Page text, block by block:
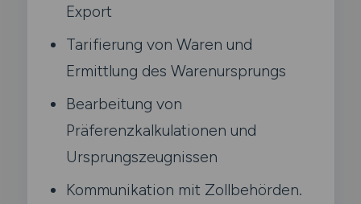
Export
Tarifierung von Waren und
Ermittlung des Warenursprungs
Bearbeitung von
Präferenzkalkulationen und
Ursprungszeugnissen
Kommunikation mit Zollbehörden.